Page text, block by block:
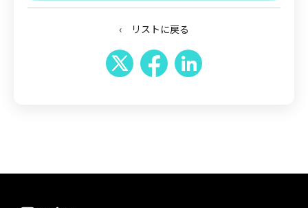
‹ リストに戻る